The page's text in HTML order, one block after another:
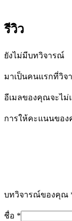
รีวิว
ยังไม่มีบทวิจารณ์
มาเป็นคนแรกที่วิ
อีเมลของคุณจะไม่
การให้คะแนนขอ
บทวิจารณ์ของคุณ
ชื่อ *